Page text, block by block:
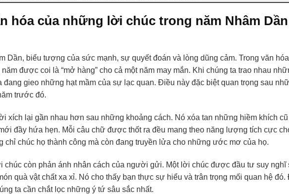
hóa của những lời chúc trong năm Nhâm Dần
Dần, biểu tượng của sức mạnh, sự quyết đoán và lòng dũng cảm. Trong văn hóa
được coi là “mở hàng” cho cả một năm may mắn. Khi chúng ta trao nhau
đang gieo những hạt mầm của sự lạc quan. Điều này đặc biệt quan trọng sau
trước đó.
xích lại gần nhau hơn sau những khoảng cách. Nó xóa tan những hiềm khích
đầy hứa hẹn. Mỗi câu chữ được thốt ra đều mang theo năng lượng tích cực
chỉ chúc họ thành công mà còn đang truyền lửa cho những ước mơ của họ.
chúc còn phản ánh nhân cách của người gửi. Một lời chúc được đầu tư suy nghĩ
quà vật chất xa xỉ. Nó cho thấy bạn thực sự hiểu và trân trọng mối quan hệ đó.
ta cần chắt lọc những ý tứ sâu sắc nhất.